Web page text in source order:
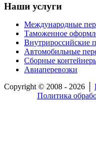
Наши услуги
Международные
Таможенное
Внутрироссийские
Автомобильные
Сборные
Авиаперевозки
Copyright © 2008 - 2026 │
Политика